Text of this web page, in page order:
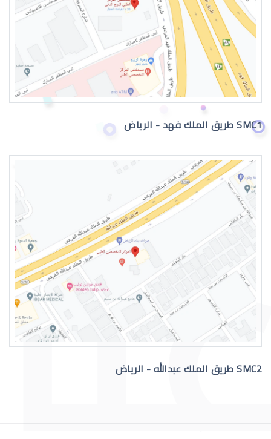
القرنية المخروطية 2019
القرنية المخروطية وراثة
القرنية المخروطية والصداع
SMC1 طريق الملك فهد - الرياض
SMC2 طريق الملك عبدالله - الرياض